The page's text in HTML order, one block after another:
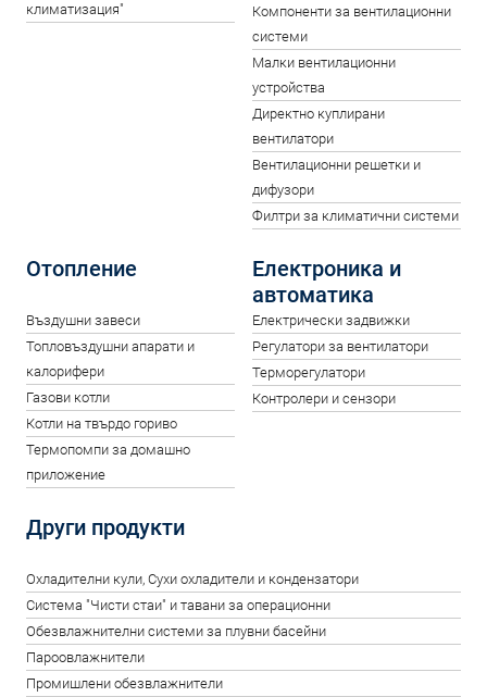
климатизация"
Компоненти за вентилационни
системи
Малки вентилационни
устройства
Директно куплирани
вентилатори
Вентилационни решетки и
дифузори
Филтри за климатични системи
Отопление
Въздушни завеси
Топловъздушни апарати и
калорифери
Газови котли
Котли на твърдо гориво
Термопомпи за домашно
приложение
Електроника и
автоматика
Електрически задвижки
Регулатори за вентилатори
Терморегулатори
Контролери и сензори
Други продукти
Oхладителни кули, Сухи охладители и кондензатори
Система "Чисти стаи" и тавани за операционни
Обезвлажнителни системи за плувни басейни
Пароовлажнители
Промишлени обезвлажнители